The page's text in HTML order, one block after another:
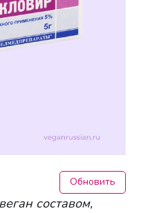
Обновить
составом,